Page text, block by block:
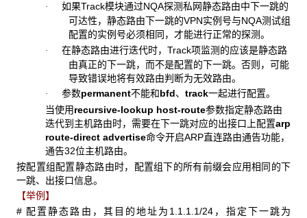
· 如果Track模块通过NQA探测私网静态路由中下一跳的
可达性，静态路由下一跳的VPN实例号与NQA测试组
配置的实例号必须相同，才能进行正常的探测。
· 在静态路由进行迭代时，Track项监测的应该是静态路
由真正的下一跳，而不是配置的下一跳。否则，可能
导致错误地将有效路由判断为无效路由。
· 参数permanent不能和bfd、 track一起进行配置。
当使用recursive-lookup host-route参数指定静态路由
迭代到主机路由时，需要在下一跳对应的出接口上配置arp
route-direct advertise命令开启ARP直连路由通告功能，
通告32位主机路由。
按配置组配置静态路由时，配置组下的所有前缀会应用相同的下
一跳、出接口信息。
【举例】
# 配置静态路由，其目的地址为1.1.1.1/24，指定下一跳为